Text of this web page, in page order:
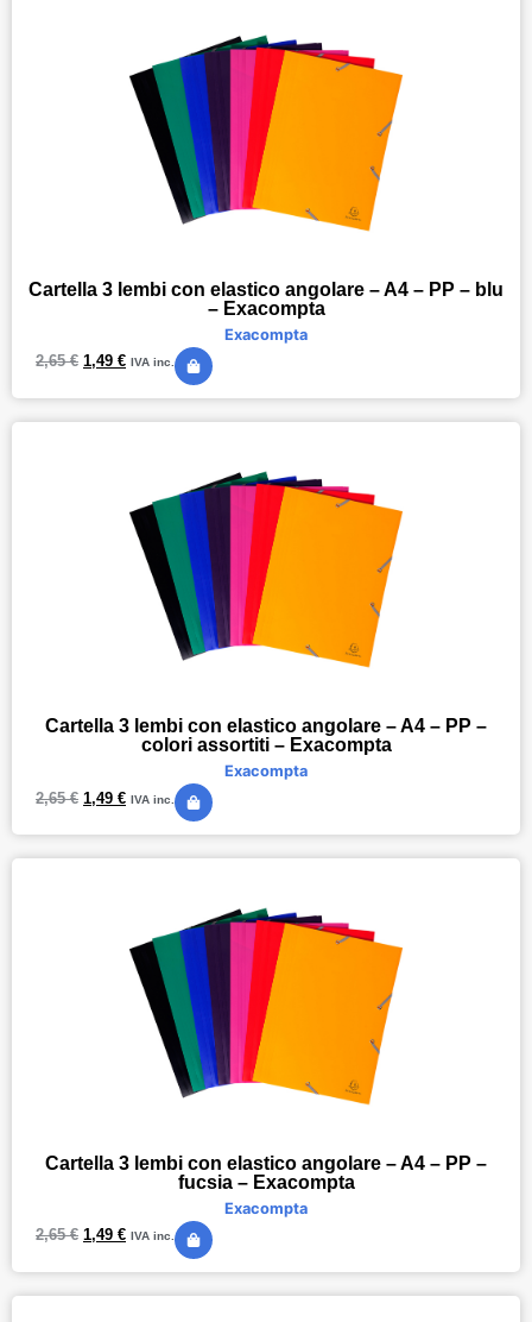
Cartella 3 lembi con elastico angolare – A4 – PP – blu
– Exacompta
Exacompta
2,65€ 1,49 € IVA inc.
Cartella 3 lembi con elastico angolare – A4 – PP –
colori assortiti – Exacompta
Exacompta
2,65€ 1,49 € IVA inc.
Cartella 3 lembi con elastico angolare – A4 – PP –
fucsia – Exacompta
Exacompta
2,65€ 1,49 € IVA inc.